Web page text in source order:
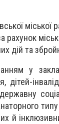
міської
рахунок
дій та
у
дітей-
й